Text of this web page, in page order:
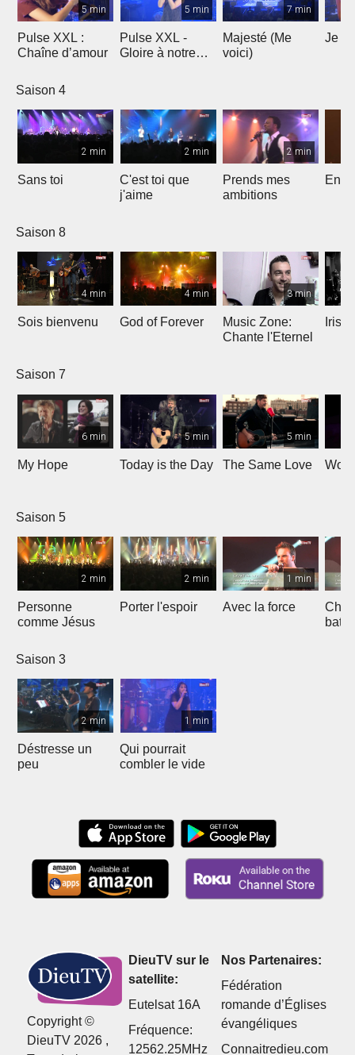
5 min
Pulse XXL :
Chaîne d’amour
5 min
Pulse XXL -
Gloire à notre
7 min
Majesté (Me
voici)
Je te
Saison 4
2 min
Sans toi
2 min
C'est toi que
j'aime
2 min
Prends mes
ambitions
Saison 8
4 min
Sois bienvenu
4 min
God of Forever
3 min
Music Zone:
Chante l'Eternel
Irish
Saison 7
6 min
My Hope
5 min
Today is the Day
5 min
The Same Love
Saison 5
2 min
Personne
comme Jésus
2 min
Porter l'espoir
1 min
Avec la force
Saison 3
2 min
Déstresse un
peu
1 min
Qui pourrait
combler le vide
Copyright ©
DieuTV 2026 ,
DieuTV sur le
satellite:
Eutelsat 16A
Fréquence:
12562.25MHz
Nos Partenaires:
Fédération
romande d’Églises
évangéliques
Connaitredieu.com